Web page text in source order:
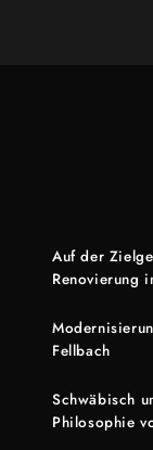
Auf der
Renovierung
Fellbach
Schwäbisch
Philosophie